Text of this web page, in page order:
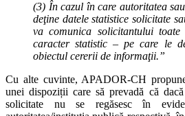
(3) În cazul în care autoritatea
deţine datele statistice solicitate
va comunica solicitantului
caracter statistic – pe care le
obiectul cererii de informaţii.”
Cu alte cuvinte, APADOR-CH
unei dispozițiicare să prevadă că
solicitate nu se regăsesc în